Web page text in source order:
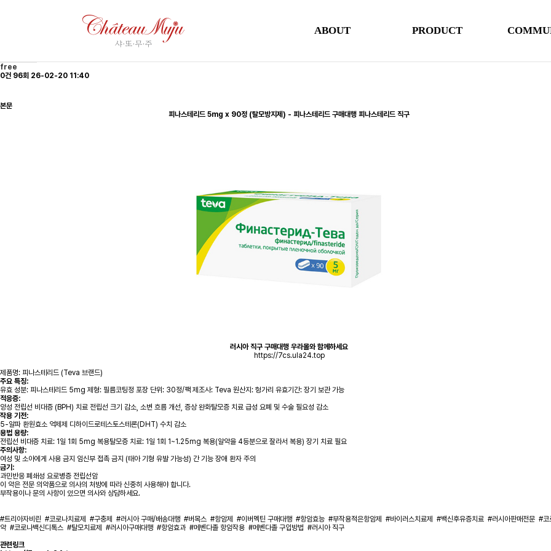
ABOUT PRODUCT
피나스테리드 5mg x 90정 (탈모방지제) 구매대행 - 러시아 약, 의약품 전문 직구 쇼핑몰
free
0건 96회 26-02-20 11:40
본문
피나스테리드 5mg x 90정 (탈모방지제) - 피나스테리드 구매대행 피나스테리드 직구
러시아 직구 구매대행 우라몰와 함께하세요
https://7cs.ula24.top
제품명: 피나스테리드 (Teva 브랜드)
주요 특징:
유효 성분: 피나스테리드 5mg 제형: 필름코팅정 포장 단위: 30정/팩 제조사: Teva 원산지: 헝가리 유효기간: 장기 보관 가능
적응증:
양성 전립선 비대증 (BPH) 치료 전립선 크기 감소, 소변 흐름 개선, 증상 완화탈모증 치료 급성 요폐 및 수술 필요성 감소
작용 기전:
5-알파 환원효소 억제제 디하이드로테스토스테론(DHT) 수치 감소
용법 용량:
전립선 비대증 치료: 1일 1회 5mg 복용탈모증 치료: 1일 1회 1~1.25mg 복용(알약을 4등분으로 잘라서 복용) 장기 치료 필요
주의사항:
여성 및 소아에게 사용 금지 임신부 접촉 금지 (태아 기형 유발 가능성) 간 기능 장애 환자 주의
금기:
과민반응 폐쇄성 요로병증 전립선암
이 약은 전문 의약품으로 의사의 처방에 따라 신중히 사용해야 합니다.
부작용이나 문의 사항이 있으면 의사와 상담하세요.
#트리아자비린 #코로나치료제 #구충제 #러시아 구매/배송대행 #버목스 #항암제 #이버멕틴 구매대행 #항암효능 #부작용적은항암제 #바이러스치료제 #백신후유증치료 #러시아판매전문 #코
약 #코로나백신디톡스 #탈모치료제 #러시아구매대행 #항암효과 #메벤다졸 항암작용 #메벤다졸 구입방법 #러시아 직구
관련링크